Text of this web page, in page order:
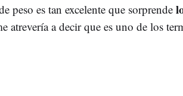
peso es tan excelente que sorprende
atrevería a decir que es uno de los